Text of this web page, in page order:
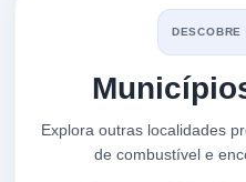
Carretera N-v (madrid-lisboa)
BADAJOZ,
DESCOBRE
Explora outras localidades
de combustível e